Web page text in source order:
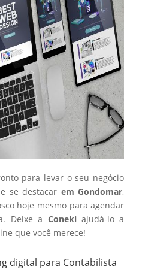
para levar o seu negócio
se destacar em Gondomar,
hoje mesmo para agendar
Deixe a Conekiajudá-lo a
que você merece!
digital para Contabilista